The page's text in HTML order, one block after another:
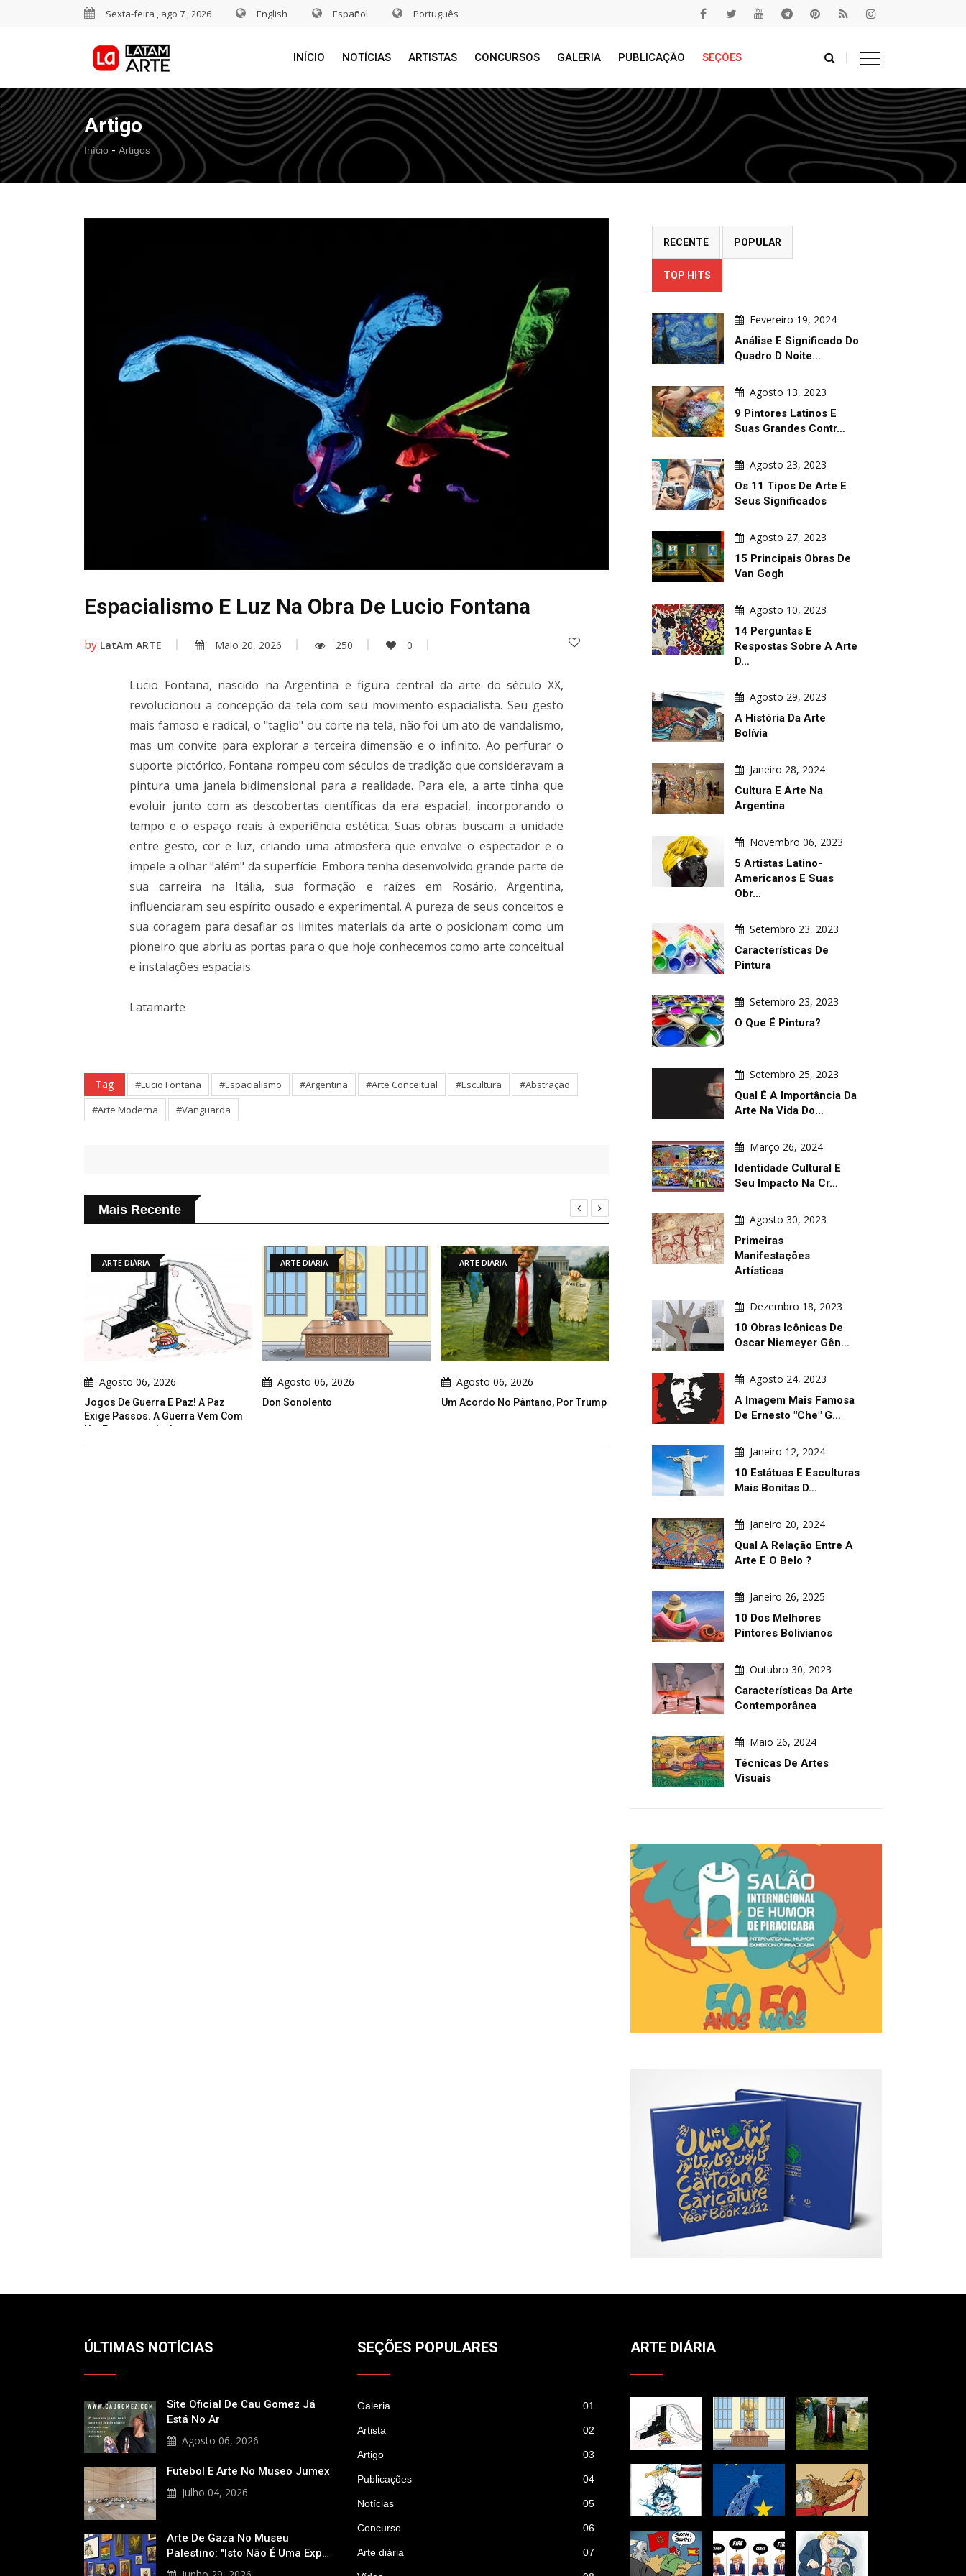
Sexta-feira , ago 7 , 2026 English Español Português
INÍCIO NOTÍCIAS ARTISTAS CONCURSOS GALERIA PUBLICAÇÃO SEÇÕES
Artigo
Início - Artigos
Espacialismo E Luz Na Obra De Lucio Fontana
by LatAm ARTE Maio 20, 2026 250 0
Lucio Fontana, nascido na Argentina e figura central da arte do século XX,
revolucionou a concepção da tela com seu movimento espacialista. Seu gesto
mais famoso e radical, o "taglio" ou corte na tela, não foi um ato de vandalismo,
mas um convite para explorar a terceira dimensão e o infinito. Ao perfurar o
suporte pictórico, Fontana rompeu com séculos de tradição que consideravam a
pintura uma janela bidimensional para a realidade. Para ele, a arte tinha que
evoluir junto com as descobertas científicas da era espacial, incorporando o
tempo e o espaço reais à experiência estética. Suas obras buscam a unidade
entre gesto, cor e luz, criando uma atmosfera que envolve o espectador e o
impele a olhar "além" da superfície. Embora tenha desenvolvido grande parte de
sua carreira na Itália, sua formação e raízes em Rosário, Argentina,
influenciaram seu espírito ousado e experimental. A pureza de seus conceitos e
sua coragem para desafiar os limites materiais da arte o posicionam como um
pioneiro que abriu as portas para o que hoje conhecemos como arte conceitual
e instalações espaciais.
Latamarte
Tag #Lucio Fontana #Espacialismo #Argentina #Arte Conceitual #Escultura
#Abstração
#Arte Moderna
#Vanguarda
Mais Recente
Agosto 06, 2026
Jogos De Guerra E Paz! A Paz
Exige Passos. A Guerra Vem Com
Um Escorregador!
Agosto 06, 2026
Don Sonolento
Agosto 06, 2026
Um Acordo No Pântano, Por Trump
NOTÍCIAS
Site Oficial De Cau Gomez Já Está
ARTE DIÁRIA
Agosto 06, 2026
Por Trás Da Turbulência Política Da
Argentina
RECENTE POPULAR
TOP HITS
Fevereiro 19, 2024
Análise E Significado Do
Quadro D Noite…
Agosto 13, 2023
9 Pintores Latinos E
Suas Grandes Contr…
Agosto 23, 2023
Os 11 Tipos De Arte E
Seus Significados
Agosto 27, 2023
15 Principais Obras De
Van Gogh
Agosto 10, 2023
14 Perguntas E
Respostas Sobre A Arte
D…
Agosto 29, 2023
A História Da Arte
Bolívia
Janeiro 28, 2024
Cultura E Arte Na
Argentina
Novembro 06, 2023
5 Artistas Latino-
Americanos E Suas
Obr…
Setembro 23, 2023
Características De
Pintura
Setembro 23, 2023
O Que É Pintura?
Setembro 25, 2023
Qual É A Importância Da
Arte Na Vida Do…
Março 26, 2024
Identidade Cultural E
Seu Impacto Na Cr…
Agosto 30, 2023
Primeiras
Manifestações
Artísticas
Dezembro 18, 2023
10 Obras Icônicas De
Oscar Niemeyer Gên…
Agosto 24, 2023
A Imagem Mais Famosa
De Ernesto "Che" G…
Janeiro 12, 2024
10 Estátuas E Esculturas
Mais Bonitas D…
Janeiro 20, 2024
Qual A Relação Entre A
Arte E O Belo ?
Janeiro 26, 2025
10 Dos Melhores
Pintores Bolivianos
Outubro 30, 2023
Características Da Arte
Contemporânea
Maio 26, 2024
Técnicas De Artes
Visuais
ÚLTIMAS NOTÍCIAS
Site Oficial De Cau Gomez Já
Está No Ar
Agosto 06, 2026
Futebol E Arte No Museo Jumex
Julho 04, 2026
Arte De Gaza No Museu
Palestino: "Isto Não É Uma Exp…
SEÇÕES POPULARES
Galeria 01
Artista 02
Artigo 03
Publicações 04
Notícias 05
Concurso 06
Arte diária 07
ARTE DIÁRIA